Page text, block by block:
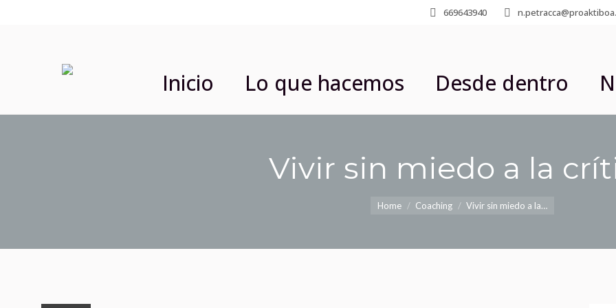
669643940
Inicio Lo que hacemos Desde dentro
Vivir sin miedo a la
Home Coaching Vivir sin miedo a la…